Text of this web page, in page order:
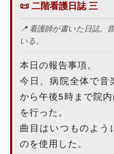
📜 二階看護日誌 三
📍 看護師が書いた日誌。
いる。
本日の報告事項。
今日、病院全体で音
から午後5時まで院
を行った。
曲目はいつものよう
のを使用した。